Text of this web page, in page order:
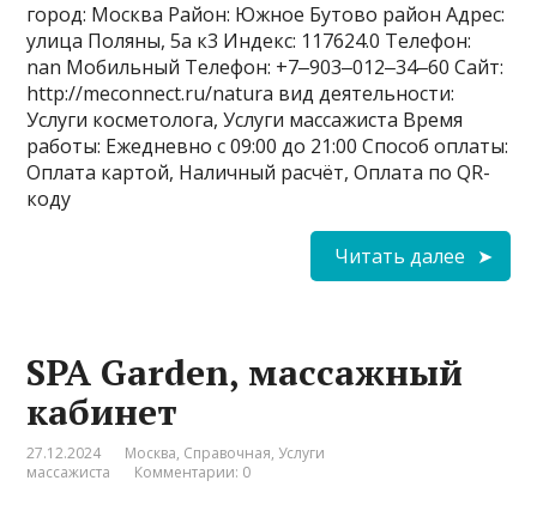
город: Москва Район: Южное Бутово район Адрес:
улица Поляны, 5а к3 Индекс: 117624.0 Телефон:
nan Мобильный Телефон: +7‒903‒012‒34‒60 Сайт:
http://meconnect.ru/natura вид деятельности:
Услуги косметолога, Услуги массажиста Время
работы: Ежедневно с 09:00 до 21:00 Способ оплаты:
Оплата картой, Наличный расчёт, Оплата по QR-
коду
Читать далее
SPA Garden, массажный
кабинет
27.12.2024 Москва, Справочная, Услуги
массажиста
Комментарии: 0